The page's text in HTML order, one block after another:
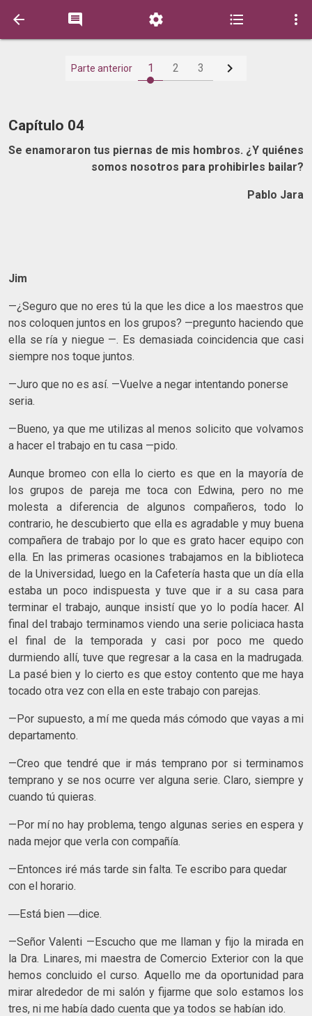
    
Parte anterior 1 2 3 
Capítulo 04
Se enamoraron tus piernas de mis hombros. ¿Y quiénes
somos nosotros para prohibirles bailar?
Pablo Jara
Jim
—¿Seguro que no eres tú la que les dice a los maestros que
nos coloquen juntos en los grupos? —pregunto haciendo que
ella se ría y niegue —. Es demasiada coincidencia que casi
siempre nos toque juntos.
—Juro que no es así. —Vuelve a negar intentando ponerse
seria.
—Bueno, ya que me utilizas al menos solicito que volvamos
a hacer el trabajo en tu casa —pido.
Aunque bromeo con ella lo cierto es que en la mayoría de
los grupos de pareja me toca con Edwina, pero no me
molesta a diferencia de algunos compañeros, todo lo
contrario, he descubierto que ella es agradable y muy buena
compañera de trabajo por lo que es grato hacer equipo con
ella. En las primeras ocasiones trabajamos en la biblioteca
de la Universidad, luego en la Cafetería hasta que un día ella
estaba un poco indispuesta y tuve que ir a su casa para
terminar el trabajo, aunque insistí que yo lo podía hacer. Al
final del trabajo terminamos viendo una serie policiaca hasta
el final de la temporada y casi por poco me quedo
durmiendo allí, tuve que regresar a la casa en la madrugada.
La pasé bien y lo cierto es que estoy contento que me haya
tocado otra vez con ella en este trabajo con parejas.
—Por supuesto, a mí me queda más cómodo que vayas a mi
departamento.
—Creo que tendré que ir más temprano por si terminamos
temprano y se nos ocurre ver alguna serie. Claro, siempre y
cuando tú quieras.
—Por mí no hay problema, tengo algunas series en espera y
nada mejor que verla con compañía.
—Entonces iré más tarde sin falta. Te escribo para quedar
con el horario.
―Está bien ―dice.
—Señor Valenti —Escucho que me llaman y fijo la mirada en
la Dra. Linares, mi maestra de Comercio Exterior con la que
hemos concluido el curso. Aquello me da oportunidad para
mirar alrededor de mi salón y fijarme que solo estamos los
tres, ni me había dado cuenta que ya todos se habían ido.